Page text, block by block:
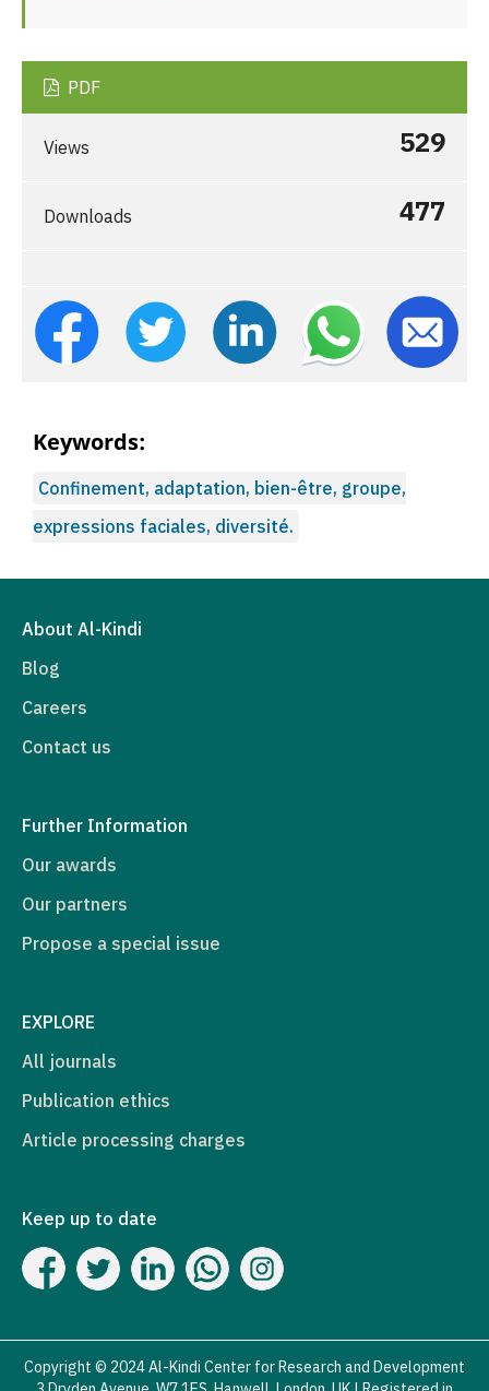
PDF
Views 529
Downloads 477
Keywords:
Confinement, adaptation, bien-être, groupe,
expressions faciales, diversité.
About Al-Kindi
Blog
Careers
Contact us
Further Information
Our awards
Our partners
Propose a special issue
EXPLORE
All journals
Publication ethics
Article processing charges
Keep up to date
Copyright © 2024 Al-Kindi Center for Research and Development